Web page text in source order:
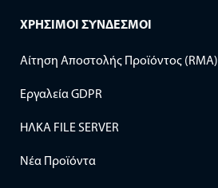
ΧΡΗΣΙΜΟΙ ΣΥΝΔΕΣΜΟΙ
Αίτηση Αποστολής Προϊόντος (RMA)
Εργαλεία GDPR
ΗΛΚΑ FILE SERVER
Νέα Προϊόντα